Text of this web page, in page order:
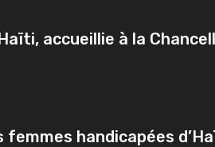
accueillie à la
femmes handicapées